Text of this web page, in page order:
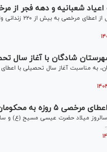
دادستان عمومی
به مناسبت آغاز سال تحصیلی با
مسیحی واجد شرایط